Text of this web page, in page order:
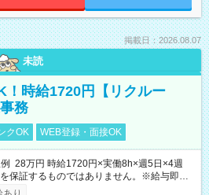
掲載日：2026.08.07
未読
！時給1720円【リクルー
務
クOK WEB登録・面接OK
28万円 時給1720円×実働8h×週5日×4週
保証するものではありません。※給与即受
（利用条件有）